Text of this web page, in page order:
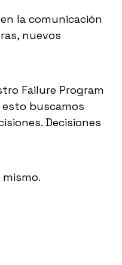
la comunicación
nuevos
Failure Program
buscamos
Decisiones